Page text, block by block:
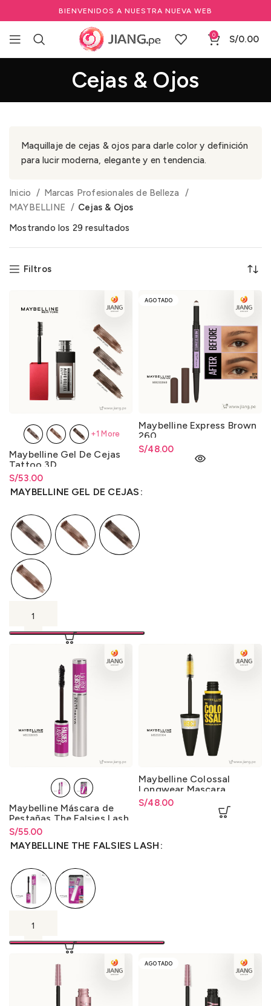
BIENVENIDOS A NUESTRA NUEVA WEB
0 S/0.00
Cejas & Ojos
Maquillaje de cejas & ojos para darle color y definición
para lucir moderna, elegante y en tendencia.
Inicio
Marcas Profesionales de Belleza
MAYBELLINE
Cejas & Ojos
Mostrando los 29 resultados
Filtros
Maybelline Gel De Cejas
Tattoo 3D
S/53.00
Rango de precios: desde
S/53.00hasta S/53.00
MAYBELLINE GEL DE CEJAS
+1 More
AGOTADO
Maybelline Express Brown
260
S/48.00
Maybelline Máscara de
Pestañas The Falsies Lash
Lift
S/55.00
Rango de precios: desde
S/55.00hasta S/55.00
MAYBELLINE THE FALSIES LASH
Maybelline Colossal
Longwear Mascara
S/48.00
AGOTADO